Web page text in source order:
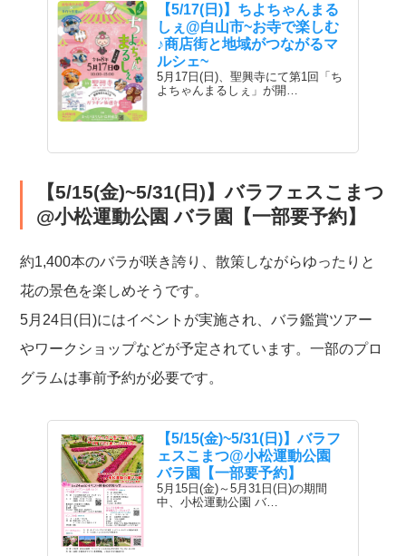
【5/17(日)】ちよちゃんまる
しぇ@白山市~お寺で楽しむ
♪商店街と地域がつながるマ
ルシェ~
5月17日(日)、聖興寺にて第1回「ち
よちゃんまるしぇ」が開…
【5/15(金)~5/31(日)】バラフェスこまつ
@小松運動公園 バラ園【一部要予約】
約1,400本のバラが咲き誇り、散策しながらゆったりと
花の景色を楽しめそうです。
5月24日(日)にはイベントが実施され、バラ鑑賞ツアー
やワークショップなどが予定されています。一部のプロ
グラムは事前予約が必要です。
【5/15(金)~5/31(日)】バラフ
ェスこまつ@小松運動公園
バラ園【一部要予約】
5月15日(金)～5月31日(日)の期間
中、小松運動公園 バ…